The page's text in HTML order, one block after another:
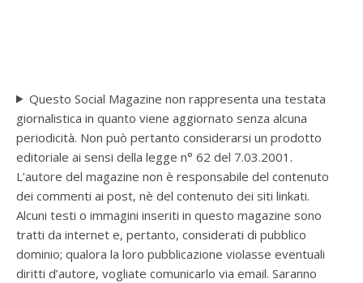
Questo Social Magazine non rappresenta una testata
giornalistica in quanto viene aggiornato senza alcuna
periodicità. Non può pertanto considerarsi un prodotto
editoriale ai sensi della legge n° 62 del 7.03.2001.
L’autore del magazine non è responsabile del contenuto
dei commenti ai post, nè del contenuto dei siti linkati.
Alcuni testi o immagini inseriti in questo magazine sono
tratti da internet e, pertanto, considerati di pubblico
dominio; qualora la loro pubblicazione violasse eventuali
diritti d’autore, vogliate comunicarlo via email. Saranno